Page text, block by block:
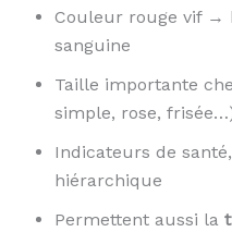
Couleur rouge vif →
sanguine
Taille importante
simple, rose,
Indicateurs de
hiérarchique
Permettent aussi la